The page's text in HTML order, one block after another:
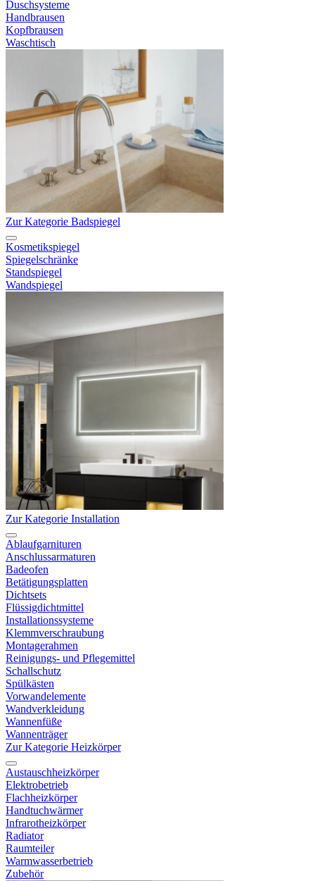
Duschsysteme
Handbrausen
Kopfbrausen
Waschtisch
Zur Kategorie Badspiegel
Kosmetikspiegel
Spiegelschränke
Standspiegel
Wandspiegel
Zur Kategorie Installation
Ablaufgarnituren
Anschlussarmaturen
Badeofen
Betätigungsplatten
Dichtsets
Flüssigdichtmittel
Installationssysteme
Klemmverschraubung
Montagerahmen
Reinigungs- und Pflegemittel
Schallschutz
Spülkästen
Vorwandelemente
Wandverkleidung
Wannenfüße
Wannenträger
Zur Kategorie Heizkörper
Austauschheizkörper
Elektrobetrieb
Flachheizkörper
Handtuchwärmer
Infrarotheizkörper
Radiator
Raumteiler
Warmwasserbetrieb
Zubehör